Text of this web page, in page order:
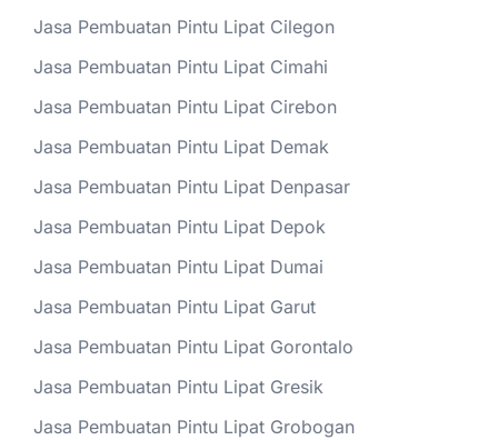
Jasa Pembuatan Pintu Lipat Cilegon
Jasa Pembuatan Pintu Lipat Cimahi
Jasa Pembuatan Pintu Lipat Cirebon
Jasa Pembuatan Pintu Lipat Demak
Jasa Pembuatan Pintu Lipat Denpasar
Jasa Pembuatan Pintu Lipat Depok
Jasa Pembuatan Pintu Lipat Dumai
Jasa Pembuatan Pintu Lipat Garut
Jasa Pembuatan Pintu Lipat Gorontalo
Jasa Pembuatan Pintu Lipat Gresik
Jasa Pembuatan Pintu Lipat Grobogan